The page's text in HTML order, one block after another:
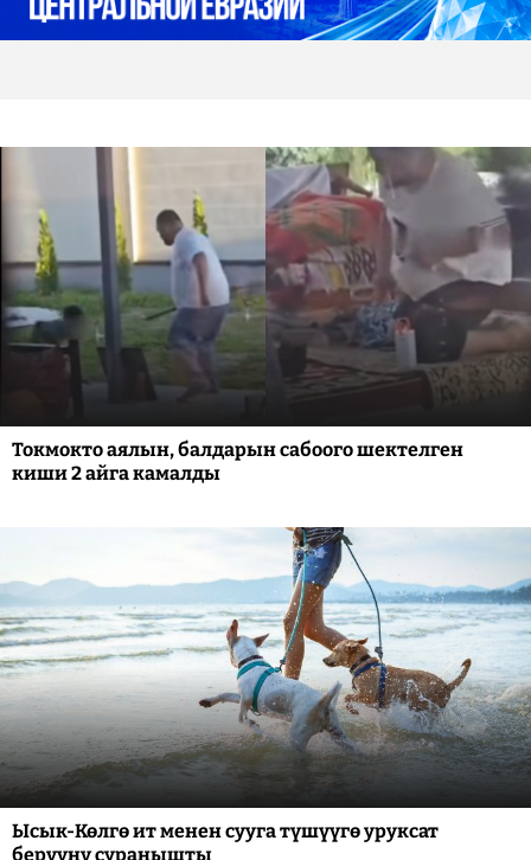
Токмокто аялын, балдарын сабоого шектелген
киши 2 айга камалды
Ысык-Көлгө ит менен сууга түшүүгө уруксат
берүүнү суранышты